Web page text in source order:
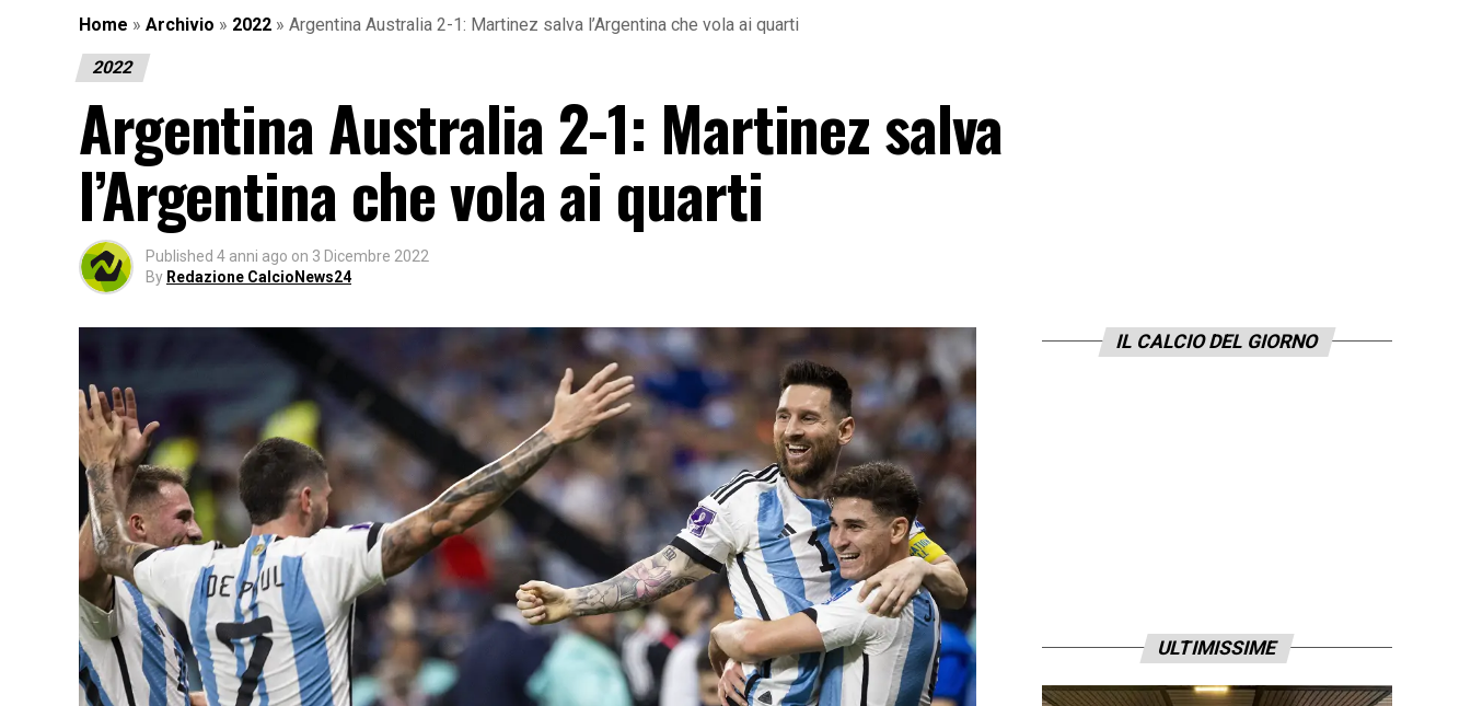
Home » Archivio » 2022 » Argentina Australia 2-1: Martinez salva l’Argentina che vola ai quarti
2022
Argentina Australia 2-1: Martinez salva
l’Argentina che vola ai quarti
Published 4 anni ago on 3 Dicembre 2022
By Redazione CalcioNews24
IL CALCIO DEL GIORNO
ULTIMISSIME